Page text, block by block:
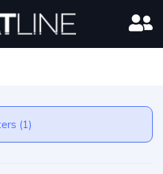
Filters (1)